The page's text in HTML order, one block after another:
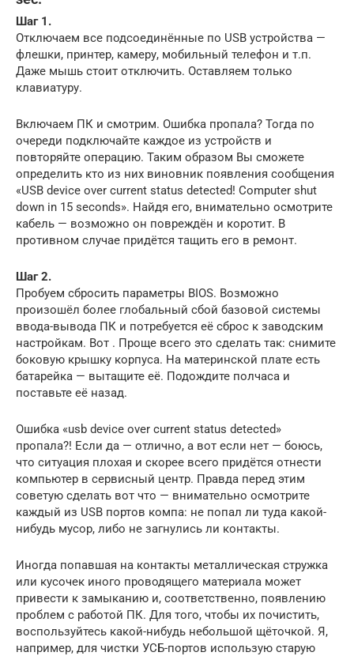
Шаг 1.
Отключаем все подсоединённые по USB устройства —
флешки, принтер, камеру, мобильный телефон и т.п.
Даже мышь стоит отключить. Оставляем только
клавиатуру.
Включаем ПК и смотрим. Ошибка пропала? Тогда по
очереди подключайте каждое из устройств и
повторяйте операцию. Таким образом Вы сможете
определить кто из них виновник появления сообщения
«USB device over current status detected! Сomputer shut
down in 15 seconds». Найдя его, внимательно осмотрите
кабель — возможно он повреждён и коротит. В
противном случае придётся тащить его в ремонт.
Шаг 2.
Пробуем сбросить параметры BIOS. Возможно
произошёл более глобальный сбой базовой системы
ввода-вывода ПК и потребуется её сброс к заводским
настройкам. Вот . Проще всего это сделать так: снимите
боковую крышку корпуса. На материнской плате есть
батарейка — вытащите её. Подождите полчаса и
поставьте её назад.
Ошибка «usb device over current status detected»
пропала?! Если да — отлично, а вот если нет — боюсь,
что ситуация плохая и скорее всего придётся отнести
компьютер в сервисный центр. Правда перед этим
советую сделать вот что — внимательно осмотрите
каждый из USB портов компа: не попал ли туда какой-
нибудь мусор, либо не загнулись ли контакты.
Иногда попавшая на контакты металлическая стружка
или кусочек иного проводящего материала может
привести к замыканию и, соответственно, появлению
проблем с работой ПК. Для того, чтобы их почистить,
воспользуйтесь какой-нибудь небольшой щёточкой. Я,
например, для чистки УСБ-портов использую старую